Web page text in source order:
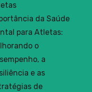
da Saúde
para Atletas:
o
a
e as
de